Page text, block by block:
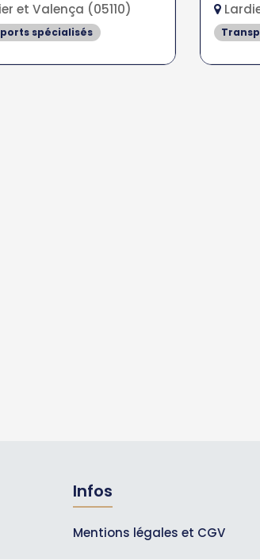
et Valença (05110)
spécialisés
Infos
Mentions légales et CGV